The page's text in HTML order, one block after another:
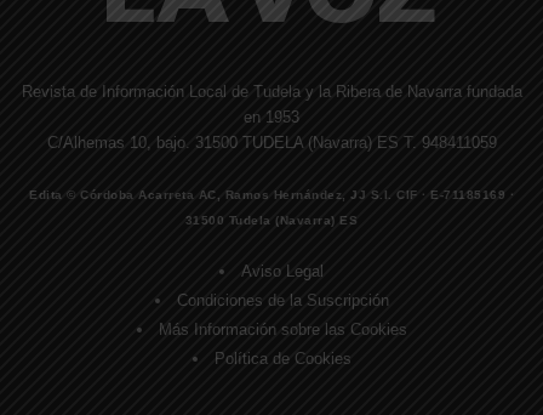
Revista de Información Local de Tudela y la Ribera de Navarra fundada
en 1953
C/Alhemas 10, bajo. 31500 TUDELA (Navarra) ES T. 948411059
Edita © Córdoba Acarreta AC, Ramos Hernández, JJ S.I. CIF · E-71185169 ·
31500 Tudela (Navarra) ES
Aviso Legal
Condiciones de la Suscripción
Más Información sobre las Cookies
Política de Cookies